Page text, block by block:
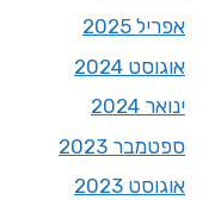
אפריל 2025
אוגוסט 2024
ינואר 2024
ספטמבר 2023
אוגוסט 2023